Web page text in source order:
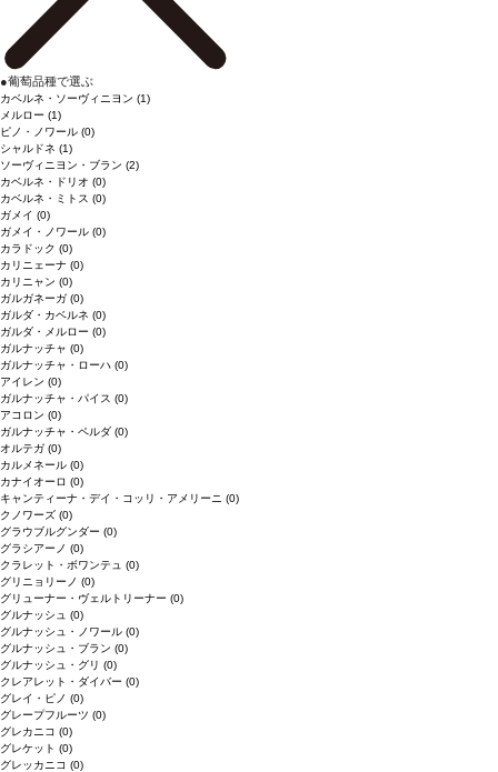
●葡萄品種で選ぶ
カベルネ・ソーヴィニヨン (1)
メルロー (1)
ピノ・ノワール (0)
シャルドネ (1)
ソーヴィニヨン・ブラン (2)
カベルネ・ドリオ (0)
カベルネ・ミトス (0)
ガメイ (0)
ガメイ・ノワール (0)
カラドック (0)
カリニェーナ (0)
カリニャン (0)
ガルガネーガ (0)
ガルダ・カベルネ (0)
ガルダ・メルロー (0)
ガルナッチャ (0)
ガルナッチャ・ローハ (0)
アイレン (0)
ガルナッチャ・パイス (0)
アコロン (0)
ガルナッチャ・ペルダ (0)
オルテガ (0)
カルメネール (0)
カナイオーロ (0)
キャンティーナ・デイ・コッリ・アメリーニ (0)
クノワーズ (0)
グラウブルグンダー (0)
グラシアーノ (0)
クラレット・ボワンテュ (0)
グリニョリーノ (0)
グリューナー・ヴェルトリーナー (0)
グルナッシュ (0)
グルナッシュ・ノワール (0)
グルナッシュ・ブラン (0)
グルナッシュ・グリ (0)
クレアレット・ダイバー (0)
グレイ・ピノ (0)
グレープフルーツ (0)
グレカニコ (0)
グレケット (0)
グレッカニコ (0)